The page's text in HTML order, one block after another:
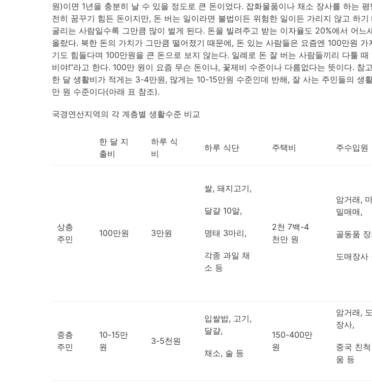
원)이면 1년을 충분히 날 수 있을 정도로 큰 돈이었다. 잡화물품이나 채소 장사를 하는
전히 꿈꾸기 힘든 돈이지만, 돈 버는 일이라면 불법이든 위험한 일이든 가리지 않고 하기
굴리는 사람일수록 그만큼 많이 벌게 된다. 돈을 빌려주고 받는 이자율도 20%에서 어느
올랐다. 북한 돈의 가치가 그만큼 떨어졌기 때문에, 돈 있는 사람들은 요즘엔 100만원 가
기도 힘들다며 100만원을 큰 돈으로 보지 않는다. 일례로 돈 잘 버는 사람들끼리 다툴 때
비야!”라고 한다. 100만 원이 요즘 무슨 돈이냐, 꽃제비 수준이나 다름없다는 뜻이다. 참
한 달 생활비가 적게는 3-4만원, 많게는 10-15만원 수준인데 반해, 잘 사는 주민들의 생
만 원 수준이다(아래 표 참조).
국경연선지역의 각 계층별 생활수준 비교
한 달 지
출비
하루 식
비
하루 식단 주택비 주수입원
상층
주민
100만원 3만원
쌀, 돼지고기,
달걀 10알,
명태 3마리,
각종 과일 채
소 등
2천 7백-4
천만 원
암거래,
밀매매,
골동품
도매장사
중층
주민
10-15만
원
3-5천원
입쌀밥, 고기,
달걀,
채소, 술 등
150-400만
원
암거래,
장사,
중국 친
움 등